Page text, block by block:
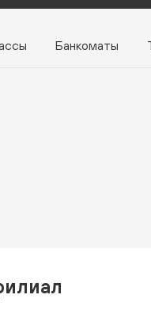
Банкоматы